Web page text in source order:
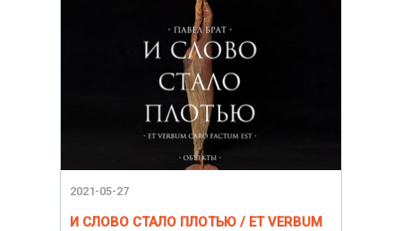
2021-05-27
И СЛОВО СТАЛО ПЛОТЬЮ / ET VERBUM